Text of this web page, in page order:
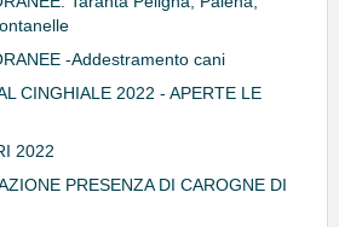
-Addestramento cani
CINGHIALE 2022 - APERTE LE
2022
PRESENZA DI CAROGNE DI